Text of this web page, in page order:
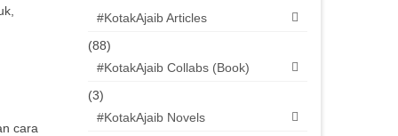
cara
#KotakAjaib Articles
(88)
#KotakAjaib Collabs (Book)
(3)
#KotakAjaib Novels